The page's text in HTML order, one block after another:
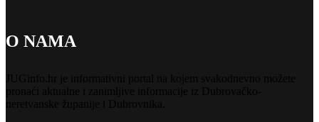
O NAMA